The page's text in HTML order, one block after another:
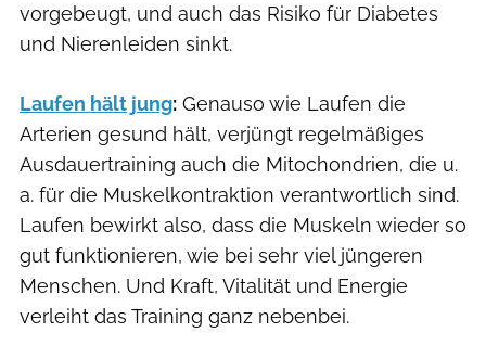
vorgebeugt, und auch das Risiko für Diabetes
und Nierenleiden sinkt.
Laufen hält jung: Genauso wie Laufen die
Arterien gesund hält, verjüngt regelmäßiges
Ausdauertraining auch die Mitochondrien, die u.
a. für die Muskelkontraktion verantwortlich sind.
Laufen bewirkt also, dass die Muskeln wieder so
gut funktionieren, wie bei sehr viel jüngeren
Menschen. Und Kraft, Vitalität und Energie
verleiht das Training ganz nebenbei.